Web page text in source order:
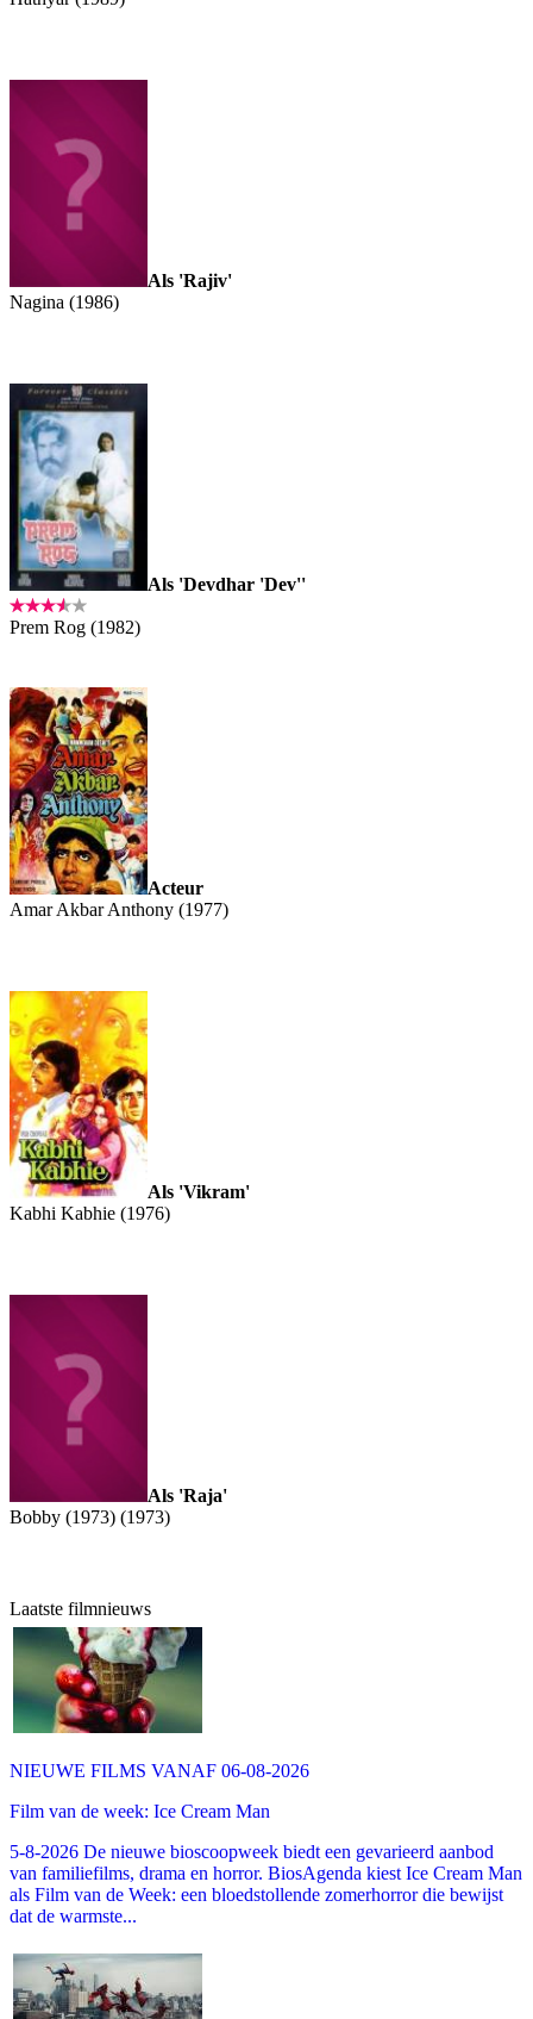
Als 'Rajiv'
Nagina (1986)
Als 'Devdhar 'Dev''
Prem Rog (1982)
Acteur
Amar Akbar Anthony (1977)
Als 'Vikram'
Kabhi Kabhie (1976)
Als 'Raja'
Bobby (1973) (1973)
Laatste filmnieuws
NIEUWE FILMS VANAF 06-08-2026
Film van de week: Ice Cream Man
5-8-2026 De nieuwe bioscoopweek biedt een gevarieerd aanbod
van familiefilms, drama en horror. BiosAgenda kiest Ice Cream Man
als Film van de Week: een bloedstollende zomerhorror die bewijst
dat de warmste...